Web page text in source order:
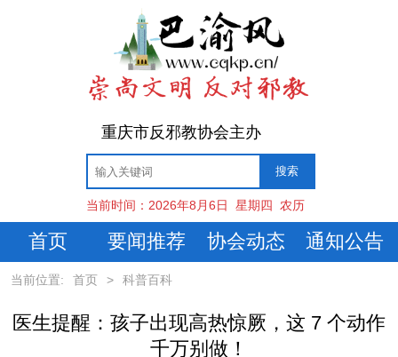
重庆市反邪教协会主办
当前时间： 2026年8月6日 星期四 农历
首页 要闻推荐 协会动态 通知公告
当前位置: 首页 > 科普百科
医生提醒：孩子出现高热惊厥，这 7 个动作
千万别做！